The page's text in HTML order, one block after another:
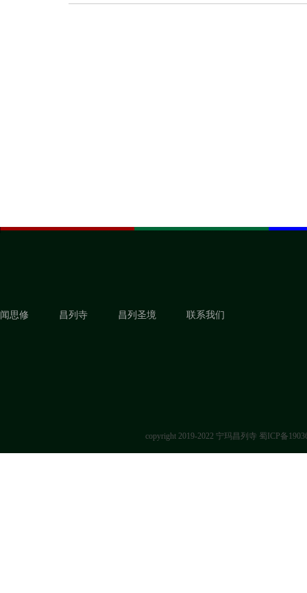
闻思修 昌列寺 昌列圣境 联系我们
copyright 2019-2022 宁玛昌列寺 蜀ICP备